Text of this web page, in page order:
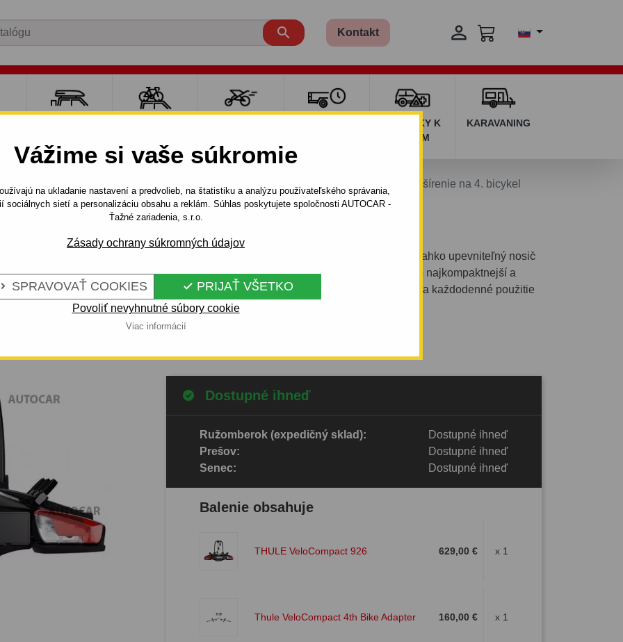
Vážime si vaše súkromie
na ukladanie nastavení a predvolieb, na štatistiku a analýzu používateľského správania,
sociálnych sietí a personalizáciu obsahu a reklám. Súhlas poskytujete spoločnosti AUTOCAR -
Ťažné zariadenia, s.r.o.
Zásady ochrany súkromných údajov
SPRAVOVAŤ COOKIES  PRIJAŤ VŠETKO
Povoliť nevyhnutné súbory cookie
Viac informácií
 Kontakt 
DOPLNKY K
AUTÁM
KARAVANING
THULE VeloCompact 926 + rozšírenie na 4. bicykel
je bezpečný, stabilný a ľahko upevniteľný nosič
na ťažné zariadenia automobilu. Zároveň sa jedná o najkompaktnejší a
najľahší nosič Thule pre prepravu bicyklov vhodný na každodenné použitie
na prevoz 3 - 4 bicyklov.
Dostupné ihneď
Ružomberok (expedičný sklad):
Dostupné ihneď
Prešov:
Dostupné ihneď
Senec:
Dostupné ihneď
Balenie obsahuje
THULE VeloCompact 926 629,00 € x 1
Thule VeloCompact 4th Bike Adapter 160,00 € x 1